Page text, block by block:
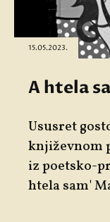
15.05.2023.
A htela
Ususret
književnom
iz poetsko-
htela sam'